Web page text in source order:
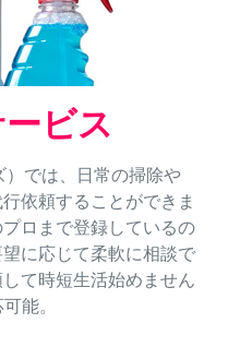
ビス
では、日常の掃除や
依頼することができま
ロまで登録しているの
に応じて柔軟に相談で
て時短生活始めません
能。